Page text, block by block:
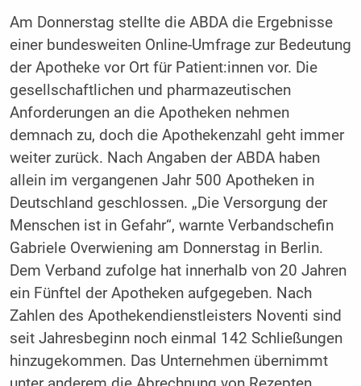
Am Donnerstag stellte die ABDA die Ergebnisse
einer bundesweiten Online-Umfrage zur Bedeutung
der Apotheke vor Ort für Patient:innen vor. Die
gesellschaftlichen und pharmazeutischen
Anforderungen an die Apotheken nehmen
demnach zu, doch die Apothekenzahl geht immer
weiter zurück. Nach Angaben der ABDA haben
allein im vergangenen Jahr 500 Apotheken in
Deutschland geschlossen. „Die Versorgung der
Menschen ist in Gefahr“, warnte Verbandschefin
Gabriele Overwiening am Donnerstag in Berlin.
Dem Verband zufolge hat innerhalb von 20 Jahren
ein Fünftel der Apotheken aufgegeben. Nach
Zahlen des Apothekendienstleisters Noventi sind
seit Jahresbeginn noch einmal 142 Schließungen
hinzugekommen. Das Unternehmen übernimmt